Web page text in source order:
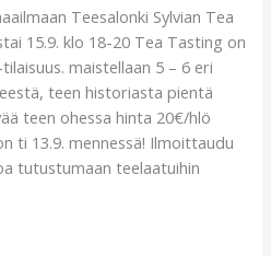
Teesalonki Sylvian Tea
15.9. klo 18-20 Tea Tasting on
maistellaan 5 – 6 eri
teen historiasta pientä
teen ohessa hinta 20€/hlö
ti 13.9. mennessä! Ilmoittaudu
tutustumaan teelaatuihin